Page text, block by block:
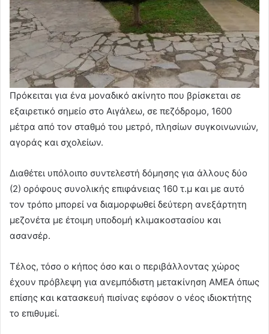
Πρόκειται για ένα μοναδικό ακίνητο που βρίσκεται σε
εξαιρετικό σημείο στο Αιγάλεω, σε πεζόδρομο, 1600
μέτρα από τον σταθμό του μετρό, πλησίων συγκοινωνιών,
αγοράς και σχολείων.
Διαθέτει υπόλοιπο συντελεστή δόμησης για άλλους δύο
(2) ορόφους συνολικής επιφάνειας 160 τ.μ και με αυτό
τον τρόπο μπορεί να διαμορφωθεί δεύτερη ανεξάρτητη
μεζονέτα με έτοιμη υποδομή κλιμακοστασίου και
ασανσέρ.
Τέλος, τόσο ο κήπος όσο και ο περιβάλλοντας χώρος
έχουν πρόβλεψη για ανεμπόδιστη μετακίνηση ΑΜΕΑ όπως
επίσης και κατασκευή πισίνας εφόσον ο νέος ιδιοκτήτης
το επιθυμεί.